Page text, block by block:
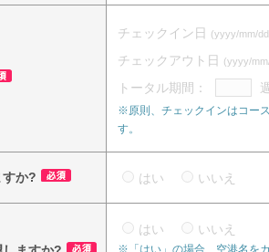
チェックイン日 (yyyy/mm/
チェックアウト日 (yyyy/
トータル期間：
※原則、チェックインはコー
す。
すか? はい いいえ
はい いいえ
※「はい」の場合、空港名を